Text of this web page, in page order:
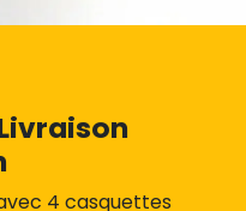
4 casquettes